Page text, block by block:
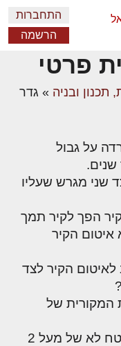
התחברות
הרשמה
פרטי
תכנון ובניה » גדר
על גבול
שני מגרש שעליו
הפך לקיר תמך
איטום הקיר
לאיטום הקיר לצד
המקורית של
3. הקיר לא תוכנן לעומסי אדמה בטח לא של מעל 2